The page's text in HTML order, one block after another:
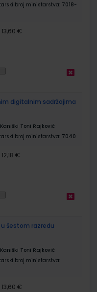
broj ministarstva: 7018-
13,60 €
digitalnim sadržajima
Toni Rajković
broj ministarstva: 7040
12,18 €
u šestom razredu
Toni Rajković
broj ministarstva:
13,60 €